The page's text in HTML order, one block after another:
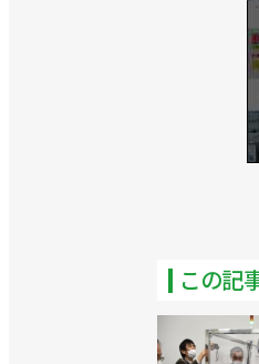
>>受注
>>７～
>>産ロ
>>18社
>>23年
この記